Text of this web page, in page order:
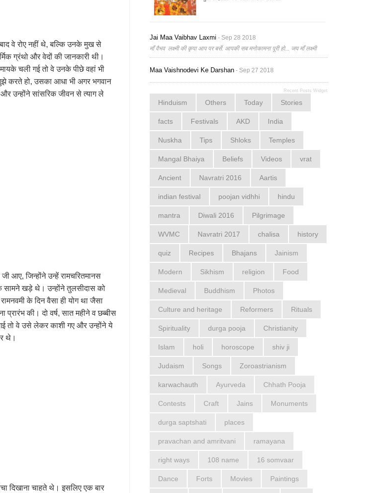
वे रोए नहीं थे, बल्कि उनके मुख से
ग्रंथो और वेदों की जानकारी थी।
चली गई तो वे उनके पीछे वहां भी
करते हो, उसका आधा भी अगर भगवान
और उन्होंने सांसरिक जीवन से त्याग ले
आए, जिन्होंने उन्हें रामचरितमानस
सामने खड़े थे। उन्होंने तुलसीदास को
के दिन वैसा ही योग था जैसा
की। दो वर्ष, सात महीने व छब्बीस
तो वे उसे लेकर काशी गए और उन्होंने ये
थे।
दिखाना चाहते थे। इसलिए एक बार
Jai Maa Vaibhav Laxmi - Sep 28 2018
माँ वैभव लक्ष्मी की कृपा आप पर बर्से. आपकी सब मनोकामना पूरी हो... जय माँ लक्ष्मी
Maa Vaishnodevi Ke Darshan - Sep 27 2018
Recent Posts Widget
Hinduism Others Today Stories
facts Festivals AKD India
Nuskha Tips Shloks Temples
Mangal Bhaiya Beliefs Videos vrat
Ancient Navratri 2016 Aartis
indian festival poojan vidhhi hindu
mantra Diwali 2016 Pilgrimage
WVMC Navratri 2017 chalisa history
quiz Recipes Bhajans Jainism
Modern Sikhism religion Food
Medieval Buddhism Photos
Culture and heritage Reformers Rituals
Spirituality durga pooja Christianity
Islam holi horoscope shiv ji
Judaism Songs Zoroastrianism
karwachauth Ayurveda Chhath Pooja
Contests Craft Jains Monuments
durga saptshati places
pravachan and amritvani ramayana
right ways 108 name 16 somvaar
Dance Forts Movies Paintings